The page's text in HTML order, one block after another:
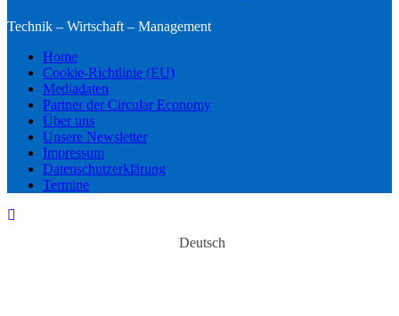
Technik – Wirtschaft – Management
Home
Cookie-Richtlinie (EU)
Mediadaten
Partner der Circular Economy
Über uns
Unsere Newsletter
Impressum
Datenschutzerklärung
Termine
Deutsch